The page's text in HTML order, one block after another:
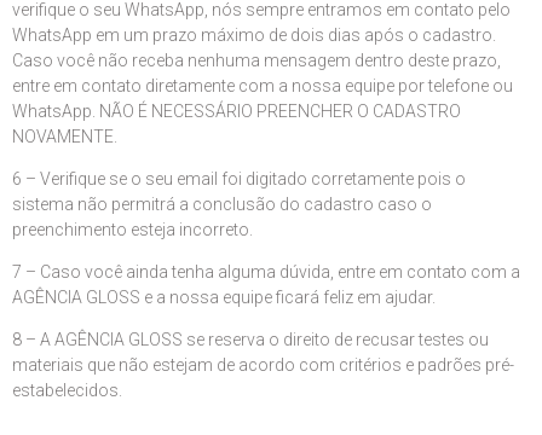
verifique o seu WhatsApp, nós sempre entramos em contato pelo
WhatsApp em um prazo máximo de dois dias após o cadastro.
Caso você não receba nenhuma mensagem dentro deste prazo,
entre em contato diretamente com a nossa equipe por telefone ou
WhatsApp. NÃO É NECESSÁRIO PREENCHER O CADASTRO
NOVAMENTE.
6 – Verifique se o seu email foi digitado corretamente pois o
sistema não permitrá a conclusão do cadastro caso o
preenchimento esteja incorreto.
7 – Caso você ainda tenha alguma dúvida, entre em contato com a
AGÊNCIA GLOSS e a nossa equipe ficará feliz em ajudar.
8 – A AGÊNCIA GLOSS se reserva o direito de recusar testes ou
materiais que não estejam de acordo com critérios e padrões pré-
estabelecidos.